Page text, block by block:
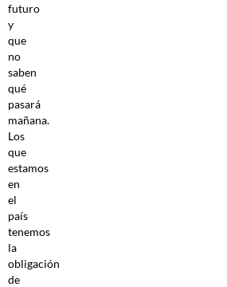
futuro
y
que
no
saben
qué
pasará
mañana.
Los
que
estamos
en
el
país
tenemos
la
obligación
de